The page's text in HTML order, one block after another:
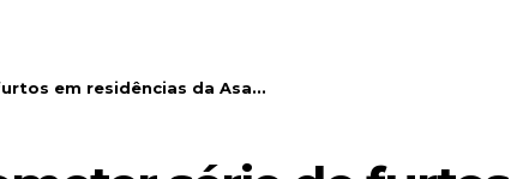
em residências da Asa...